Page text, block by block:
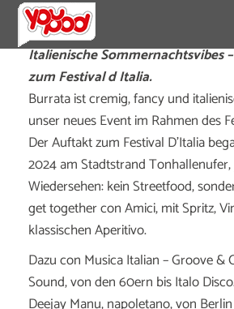
Italienische Sommernachtsvibes
zum Festival d Italia.
Burrata ist cremig, fancy und
unser neues Event im Rahmen des
Der Auftakt zum Festival D’Italia
2024 am Stadtstrand
Wiedersehen: kein Streetfood,
get together con Amici, mit Spritz,
klassischen Aperitivo.
Dazu con Musica Italian – Groove &
Sound, von den 60ern bis Italo
Deejay Manu, napoletano, von